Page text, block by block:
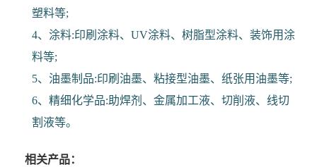
塑料等;
4、涂料:印刷涂料、UV涂料、树脂型涂料、装饰用涂
料等;
5、油墨制品:印刷油墨、粘接型油墨、纸张用油墨等;
6、精细化学品:助焊剂、金属加工液、切削液、线切
割液等。
相关产品：